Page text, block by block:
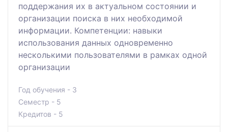
поддержания их в актуальном состоянии и
организации поиска в них необходимой
информации. Компетенции: навыки
использования данных одновременно
несколькими пользователями в рамках одной
организации
Год обучения - 3
Семестр - 5
Кредитов - 5